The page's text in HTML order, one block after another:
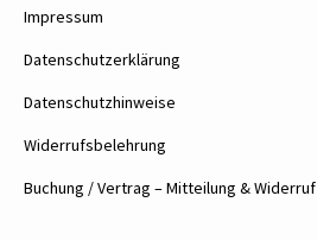
Impressum
Datenschutzerklärung
Datenschutzhinweise
Widerrufsbelehrung
Buchung / Vertrag – Mitteilung & Widerruf